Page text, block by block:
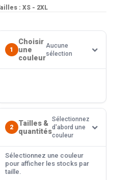
: XS - 2XL
1
Choisir
une
couleur
Aucune
sélection
2
Tailles &
quantités
Sélectionnez
d'abord une
couleur
Sélectionnez une couleur
pour afficher les stocks par
taille.